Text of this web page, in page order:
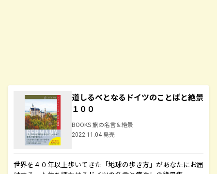
道しるべとなるドイツのことばと絶景
１００
BOOKS 旅の名言＆絶景
2022.11.04 発売
世界を４０年以上歩いてきた「地球の歩き方」があなたにお届